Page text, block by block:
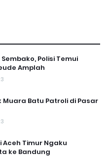
Polisi Temui
Amplah
Muara Batu Patroli di Pasar
Aceh Timur Ngaku
ke Bandung